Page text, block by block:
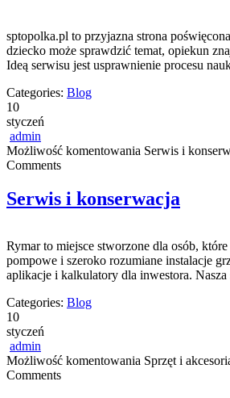
sptopolka.pl to przyjazna strona
dziecko może sprawdzić temat, opiekun
Ideą serwisu jest usprawnienie procesu
Categories: Blog
10
styczeń
admin
Możliwość komentowania Serwis i
Comments
Serwis i konserwacja
Rymar to miejsce stworzone dla osób,
pompowe i szeroko rozumiane instalacje
aplikacje i kalkulatory dla inwestora.
Categories: Blog
10
styczeń
admin
Możliwość komentowania Sprzęt i
Comments